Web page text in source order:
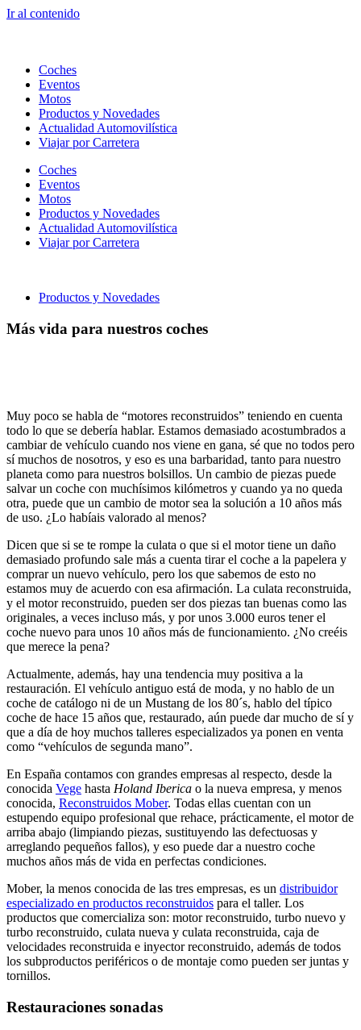
Ir al contenido
Coches
Eventos
Motos
Productos y Novedades
Actualidad Automovilística
Viajar por Carretera
Coches
Eventos
Motos
Productos y Novedades
Actualidad Automovilística
Viajar por Carretera
Productos y Novedades
Más vida para nuestros coches
Muy poco se habla de “motores reconstruidos” teniendo en cuenta
todo lo que se debería hablar. Estamos demasiado acostumbrados a
cambiar de vehículo cuando nos viene en gana, sé que no todos pero
sí muchos de nosotros, y eso es una barbaridad, tanto para nuestro
planeta como para nuestros bolsillos. Un cambio de piezas puede
salvar un coche con muchísimos kilómetros y cuando ya no queda
otra, puede que un cambio de motor sea la solución a 10 años más
de uso. ¿Lo habíais valorado al menos?
Dicen que si se te rompe la culata o que si el motor tiene un daño
demasiado profundo sale más a cuenta tirar el coche a la papelera y
comprar un nuevo vehículo, pero los que sabemos de esto no
estamos muy de acuerdo con esa afirmación. La culata reconstruida,
y el motor reconstruido, pueden ser dos piezas tan buenas como las
originales, a veces incluso más, y por unos 3.000 euros tener el
coche nuevo para unos 10 años más de funcionamiento. ¿No creéis
que merece la pena?
Actualmente, además, hay una tendencia muy positiva a la
restauración. El vehículo antiguo está de moda, y no hablo de un
coche de catálogo ni de un Mustang de los 80´s, hablo del típico
coche de hace 15 años que, restaurado, aún puede dar mucho de sí y
que a día de hoy muchos talleres especializados ya ponen en venta
como “vehículos de segunda mano”.
En España contamos con grandes empresas al respecto, desde la
conocida Vege hasta Holand Iberica o la nueva empresa, y menos
conocida, Reconstruidos Mober. Todas ellas cuentan con un
estupendo equipo profesional que rehace, prácticamente, el motor de
arriba abajo (limpiando piezas, sustituyendo las defectuosas y
arreglando pequeños fallos), y eso puede dar a nuestro coche
muchos años más de vida en perfectas condiciones.
Mober, la menos conocida de las tres empresas, es un distribuidor
especializado en productos reconstruidos para el taller. Los
productos que comercializa son: motor reconstruido, turbo nuevo y
turbo reconstruido, culata nueva y culata reconstruida, caja de
velocidades reconstruida e inyector reconstruido, además de todos
los subproductos periféricos o de montaje como pueden ser juntas y
tornillos.
Restauraciones sonadas